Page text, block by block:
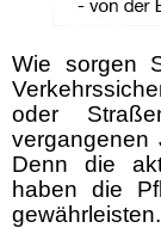
Wie sorgen
oder
vergangenen
Denn die
haben die
gewährleisten.